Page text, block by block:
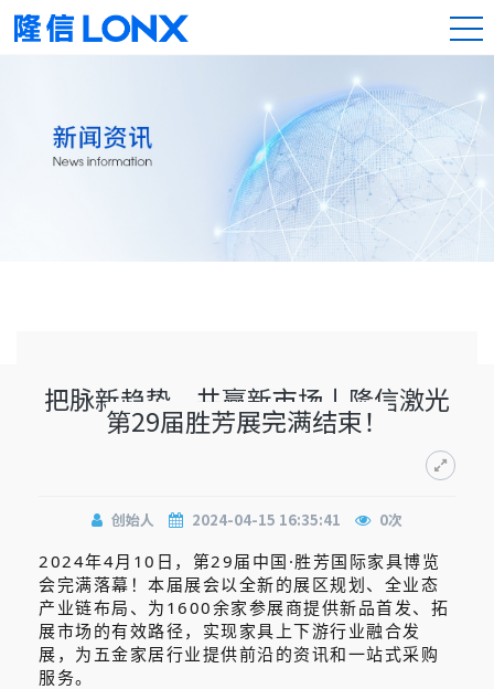
把脉新趋势，共赢新市场丨隆信激光
第29届胜芳展完满结束！
创始人 2024-04-15 16:35:41 0次
2024年4月10日，第29届中国·胜芳国际家具博览
会完满落幕！本届展会以全新的展区规划、全业态
产业链布局、为1600余家参展商提供新品首发、拓
展市场的有效路径，实现家具上下游行业融合发
展，为五金家居行业提供前沿的资讯和一站式采购
服务。